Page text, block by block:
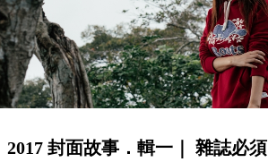
2017 封面故事．輯一｜ 雜誌必須